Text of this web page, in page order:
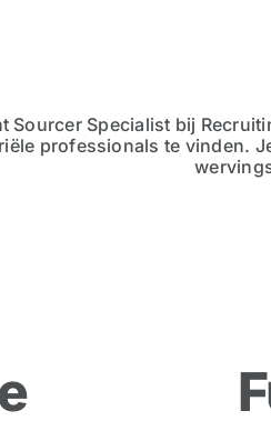
Sourcer Specialist bij
professionals te vinden.